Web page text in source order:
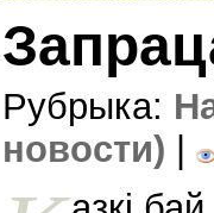
Рубрыка:
новости)